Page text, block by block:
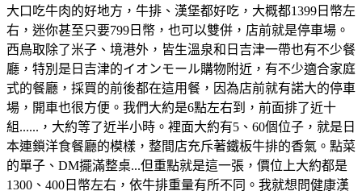
大口吃牛肉的好地方，牛排、漢堡都好吃，大概都1399日幣左
右，迷你甚至只要799日幣，也可以雙併，店前就是停車場。
西鳥取除了米子、境港外，皆生溫泉和日吉津一帶也有不少餐
廳，特別是日吉津的イオンモール購物附近，有不少適合家庭
式的餐廳，採買的前後都在這用餐，因為店前就有諾大的停車
場，開車也很方便。我們大約是6點左右到，前面排了近十
組......，大約等了近半小時。裡面大約有5、60個位子，就是日
本連鎖洋食餐廳的模樣，整間店充斥著鐵板牛排的香氣。點菜
的單子、DM擺滿整桌...但重點就是這一張，價位上大約都是
1300、400日幣左右，依牛排重量有所不同。我就想問健康漢